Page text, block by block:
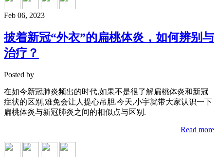
Feb 06, 2023
披着新冠“外衣”的扁桃体炎，如何辨别与
治疗？
Posted by
在如今新冠肺炎频出的时代,如果不是很了解扁桃体炎和新冠
症状的区别,难免会让人提心吊胆.今天,小宇就带大家认识一下
扁桃体炎与新冠肺炎之间的相似点与区别.
Read more